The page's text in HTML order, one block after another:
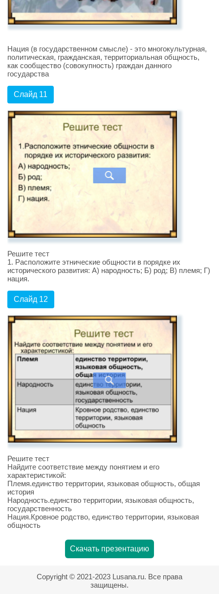
Нация (в государственном смысле) - это многокультурная,
политическая, гражданская, территориальная общность,
как сообщество (совокупность) граждан данного
государства
Слайд 11
Решите тест
1. Расположите этнические общности в порядке их
исторического развития: А) народность; Б) род; В) племя; Г)
нация.
Слайд 12
Решите тест
Найдите соответствие между понятием и его
характеристикой:
Племя.единство территории, языковая общность, общая
история
Народность.единство территории, языковая общность,
государственность
Нация.Кровное родство, единство территории, языковая
общность
Скачать презентацию
Copyright © 2021-2023 Lusana.ru. Все права
защищены.